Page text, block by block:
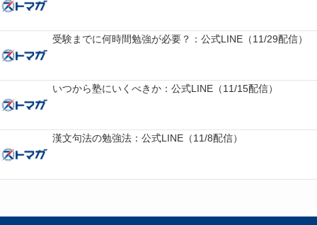
受験までに何時間勉強が必要？：公式LINE（11/29配信）
いつから塾にいくべきか：公式LINE（11/15配信）
漢文句法の勉強法：公式LINE（11/8配信）